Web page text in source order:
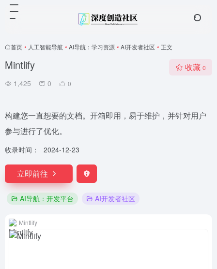
首页 • 人工智能导航 • AI导航：学习资源 • AI开发者社区 • 正文
Mintlify
1,425 0 0
收藏 0
构建您一直想要的文档。开箱即用，易于维护，并针对用户
参与进行了优化。
收录时间： 2024-12-23
立即前往
AI导航：开发平台 AI开发者社区
Mintlify